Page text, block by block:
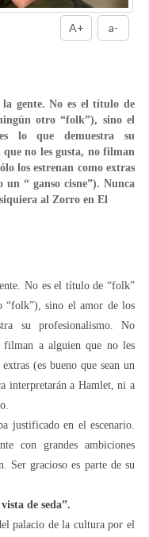
A+ a-
gente. No es el título de
otro “folk”), sino el
lo que demuestra su
no les gusta, no filman
los estrenan como extras
un “ ganso cisne”). Nunca
al Zorro en El
No es el título de “folk”
“folk”), sino el amor de los
su profesionalismo. No
filman a alguien que no les
(es bueno que sean un
interpretarán a Hamlet, ni a
justificado en el escenario.
con grandes ambiciones
Ser gracioso es parte de su
de seda”.
palacio de la cultura por el